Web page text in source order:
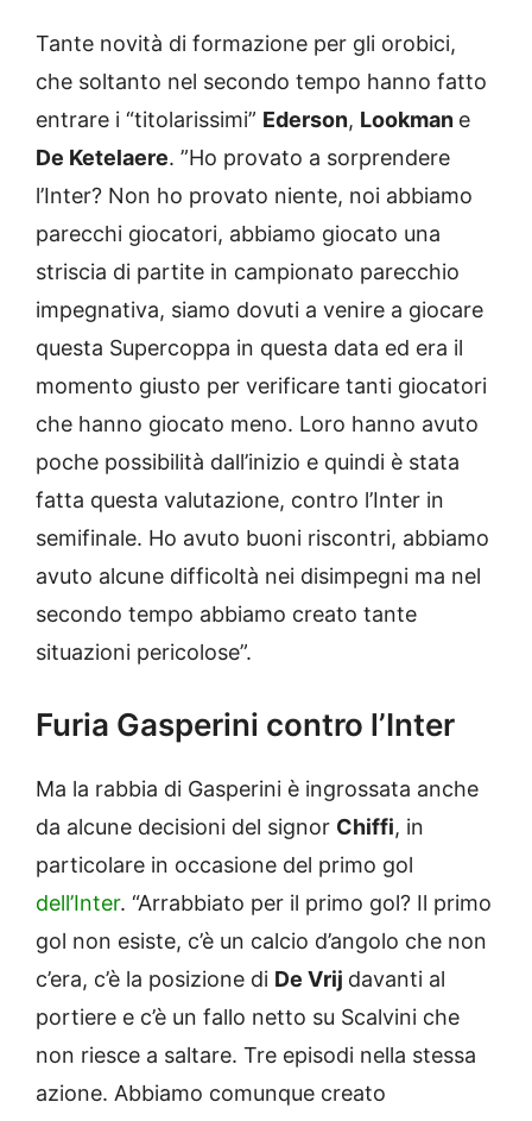
Tante novità di formazione per gli orobici,
che soltanto nel secondo tempo hanno fatto
entrare i “titolarissimi” Ederson, Lookman e
De Ketelaere. ”Ho provato a sorprendere
l’Inter? Non ho provato niente, noi abbiamo
parecchi giocatori, abbiamo giocato una
striscia di partite in campionato parecchio
impegnativa, siamo dovuti a venire a giocare
questa Supercoppa in questa data ed era il
momento giusto per verificare tanti giocatori
che hanno giocato meno. Loro hanno avuto
poche possibilità dall’inizio e quindi è stata
fatta questa valutazione, contro l’Inter in
semifinale. Ho avuto buoni riscontri, abbiamo
avuto alcune difficoltà nei disimpegni ma nel
secondo tempo abbiamo creato tante
situazioni pericolose”.
Furia Gasperini contro l’Inter
Ma la rabbia di Gasperini è ingrossata anche
da alcune decisioni del signor Chiffi, in
particolare in occasione del primo gol
dell’Inter. “Arrabbiato per il primo gol? Il primo
gol non esiste, c’è un calcio d’angolo che non
c’era, c’è la posizione di De Vrij davanti al
portiere e c’è un fallo netto su Scalvini che
non riesce a saltare. Tre episodi nella stessa
azione. Abbiamo comunque creato